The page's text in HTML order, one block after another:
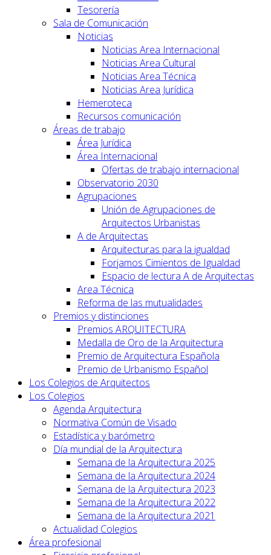
Tesorería
Sala de Comunicación
Noticias
Noticias Area Internacional
Noticias Area Cultural
Noticias Area Técnica
Noticias Area Jurídica
Hemeroteca
Recursos comunicación
Áreas de trabajo
Área Jurídica
Área Internacional
Ofertas de trabajo internacional
Observatorio 2030
Agrupaciones
Unión de Agrupaciones de
Arquitectos Urbanistas
A de Arquitectas
Arquitecturas para la igualdad
Forjamos Cimientos de Igualdad
Espacio de lectura A de Arquitectas
Area Técnica
Reforma de las mutualidades
Premios y distinciones
Premios ARQUITECTURA
Medalla de Oro de la Arquitectura
Premio de Arquitectura Española
Premio de Urbanismo Español
Los Colegios de Arquitectos
Los Colegios
Agenda Arquitectura
Normativa Común de Visado
Estadística y barómetro
Día mundial de la Arquitectura
Semana de la Arquitectura 2025
Semana de la Arquitectura 2024
Semana de la Arquitectura 2023
Semana de la Arquitectura 2022
Semana de la Arquitectura 2021
Actualidad Colegios
Área profesional